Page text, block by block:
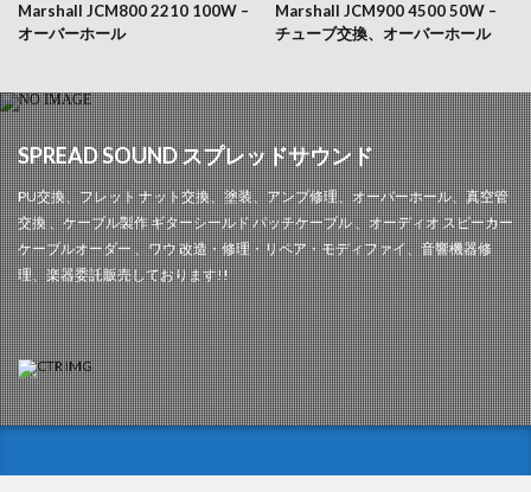
Marshall JCM800 2210 100W –
オーバーホール
Marshall JCM900 4500 50W –
チューブ交換、オーバーホール
SPREAD SOUND スプレッドサウンド
PU交換、フレット ナット交換、塗装、アンプ修理、オーバーホール、真空管
交換 、ケーブル製作 ギターシールド パッチケーブル 、オーディオ スピーカー
ケーブルオーダー 、ワウ 改造・修理・リペア・モディファイ、音響機器修
理、楽器委託販売しております!!